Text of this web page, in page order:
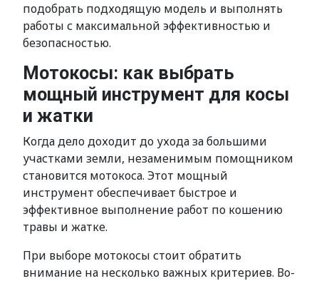
подобрать подходящую модель и выполнять
работы с максимальной эффективностью и
безопасностью.
Мотокосы: как выбрать
мощный инструмент для косы
и жатки
Когда дело доходит до ухода за большими
участками земли, незаменимым помощником
становится мотокоса. Этот мощный
инструмент обеспечивает быстрое и
эффективное выполнение работ по кошению
травы и жатке.
При выборе мотокосы стоит обратить
внимание на несколько важных критериев. Во-